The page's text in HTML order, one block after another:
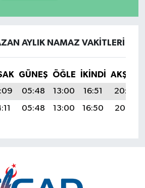
AYLIK NAMAZ VAKITLERI
GÜNEŞ ÖĞLE İKINDI
AKŞAM
05:48 13:00 16:51
20:02
05:48 13:00 16:50 20:01